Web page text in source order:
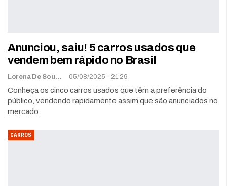
Anunciou, saiu! 5 carros usados que
vendem bem rápido no Brasil
Lorena De Sousa 05/08/2025 - 21:29
Conheça os cinco carros usados que têm a preferência do
público, vendendo rapidamente assim que são anunciados no
mercado.
CARROS